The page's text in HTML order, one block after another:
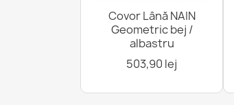
Covor Lână NAIN
Geometric bej /
albastru
503,90 lej